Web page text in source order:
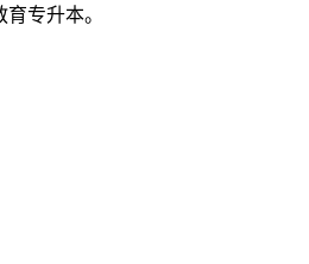
专升本。